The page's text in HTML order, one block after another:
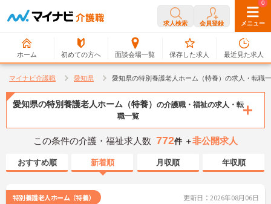
求人検索 会員登録 メニュー
ホーム 初めての方へ 面談会場一覧
0
保存した求人
0
最近見た求人
マイナビ介護職 愛知県 愛知県の特別養護老人ホーム（特養）の求人・転職
愛知県の特別養護老人ホーム（特養） の介護職・福祉の求人・転
職一覧
この条件の介護・福祉求人数 772件 ＋非公開求人
おすすめ順 新着順 月収順 年収順
特別養護老人ホーム（特養） 更新日：2026年08月06日